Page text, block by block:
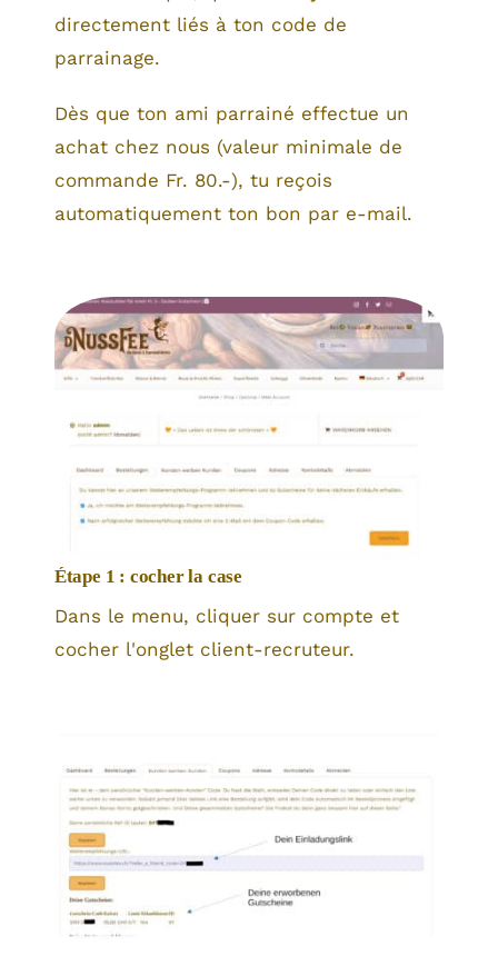
directement liés à ton code de
parrainage.
Dès que ton ami parrainé effectue un
achat chez nous (valeur minimale de
commande Fr. 80.-), tu reçois
automatiquement ton bon par e-mail.
Étape 1 : cocher la case
Dans le menu, cliquer sur compte et
cocher l'onglet client-recruteur.